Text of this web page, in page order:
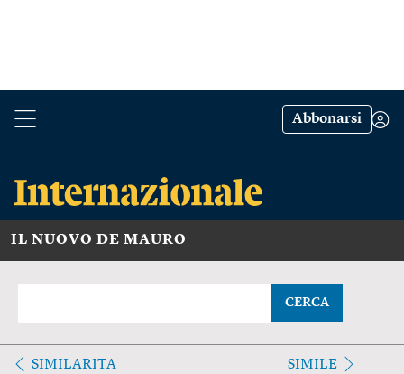
Abbonarsi
IL NUOVO DE MAURO
CERCA
SIMILARITA SIMILE